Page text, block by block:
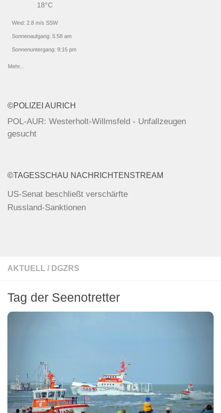
AKTUELL / DGZRS
Tag der Seenotretter
18°C
Wind: 2.8 m/s SSW
Sonnenaufgang: 5:58 am
Sonnenuntergang: 9:15 pm
Mehr...
©POLIZEI AURICH
POL-AUR: Westerholt-Willmsfeld - Unfallzeugen
gesucht
Schott - Schwerer Motorradunfall / Moordorf - Unfall auf
Unfallflucht
©TAGESSCHAU NACHRICHTENSTREAM
US-Senat beschließt verschärfte
Russland-Sanktionen